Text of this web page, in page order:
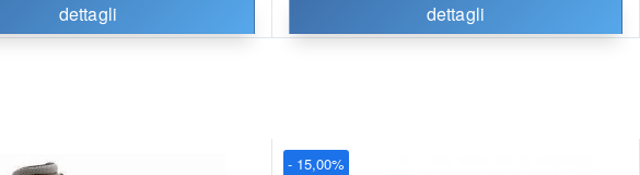
dettagli dettagli
- 15,00%